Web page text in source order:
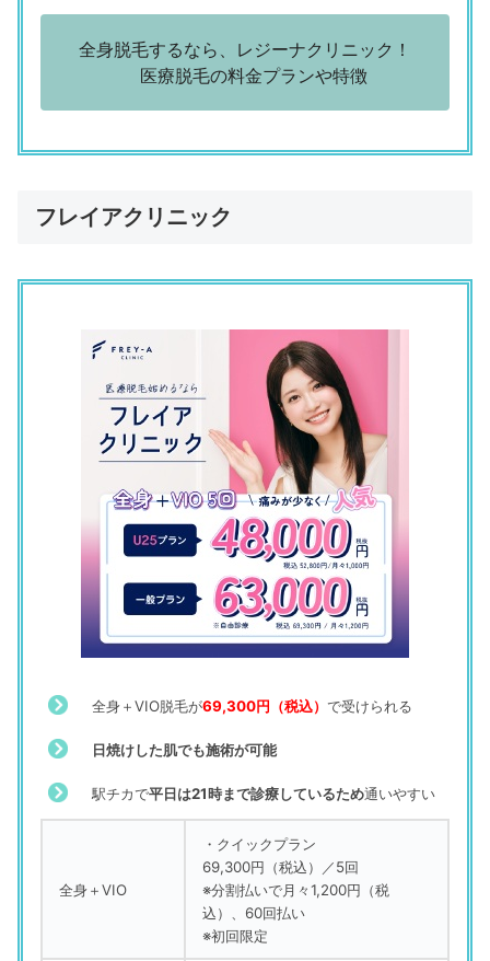
（32歳／主婦専門職／金融・不動産・医療・福祉系など）
レジーナクリニック 名古屋院
「スタッフの対応がよかった」
評判の悪い口コミ
「予約がなかなか取れなかった」
「予約が取りにくく、6カ月ほど空くことがあった」
（28歳／正社員（一般事務）／事務系専門職／法務・財務・
人事・総務など）
全身脱毛するなら、レジーナクリニック！
医療脱毛の料金プランや特徴
フレイアクリニック
全身＋VIO脱毛が69,300円（税込）で受けられる
日焼けした肌でも施術が可能
駅チカで平日は21時まで診療しているため通いやすい
全身＋VIO
・クイックプラン
69,300円（税込）／5回
※分割払いで月々1,200円（税
込）、60回払い
※初回限定